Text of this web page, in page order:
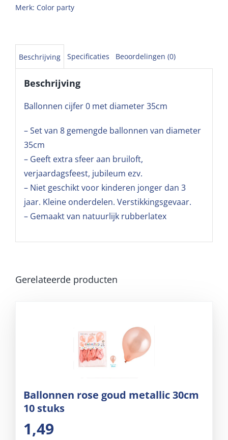
Merk: Color party
Beschrijving Specificaties Beoordelingen (0)
Beschrijving
Ballonnen cijfer 0 met diameter 35cm
– Set van 8 gemengde ballonnen van diameter
35cm
– Geeft extra sfeer aan bruiloft,
verjaardagsfeest, jubileum ezv.
– Niet geschikt voor kinderen jonger dan 3
jaar. Kleine onderdelen. Verstikkingsgevaar.
– Gemaakt van natuurlijk rubberlatex
Gerelateerde producten
Ballonnen rose goud metallic 30cm
10 stuks
1,49